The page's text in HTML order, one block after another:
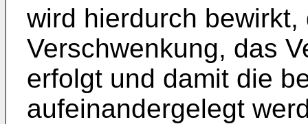
wird hierdurch
Verschwenkung, das
erfolgt und damit die
aufeinandergelegt